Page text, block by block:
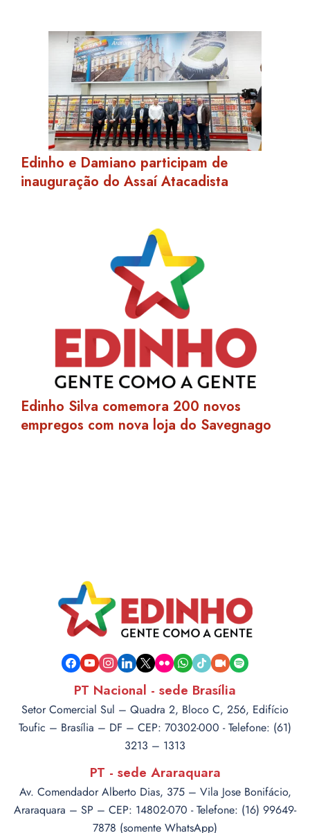
Edinho e Damiano participam de
inauguração do Assaí Atacadista
Edinho Silva comemora 200 novos
empregos com nova loja do Savegnago
facebook
youtubeinstagram
linkedin
x flickrwhatsapp
tiktokvideo-spotify
PT Nacional - sede Brasília
Setor Comercial Sul – Quadra 2, Bloco C, 256, Edifício
Toufic – Brasília – DF – CEP: 70302-000 - Telefone: (61)
3213 – 1313
PT - sede Araraquara
Av. Comendador Alberto Dias, 375 – Vila Jose Bonifácio,
Araraquara – SP – CEP: 14802-070 - Telefone: (16) 99649-
7878 (somente WhatsApp)